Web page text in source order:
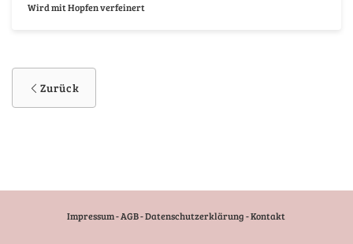
Wird mit Hopfen verfeinert
Zurück
Impressum-AGB-Datenschutzerklärung-Kontakt